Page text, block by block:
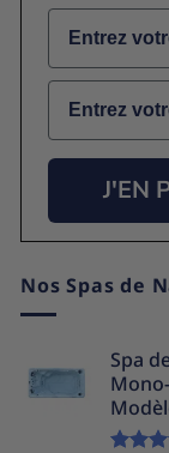
Name
Email
J'EN
Nos Spas de
Spa